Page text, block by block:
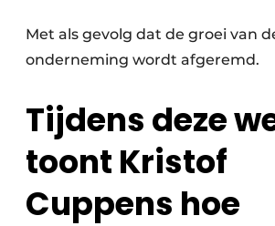
Met als gevolg dat de groei van
onderneming wordt afgeremd.
Tijdens deze
toont Kristof
Cuppens hoe